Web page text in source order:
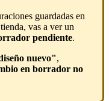
guardadas en
vas a ver un
pendiente.
nuevo",
en borrador no